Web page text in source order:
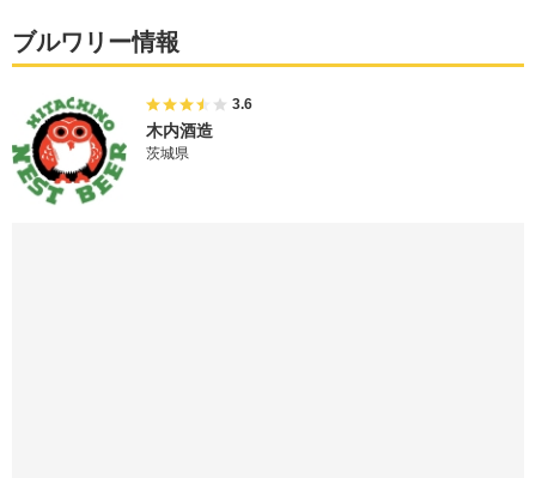
ブルワリー情報
3.6
木内酒造
茨城県